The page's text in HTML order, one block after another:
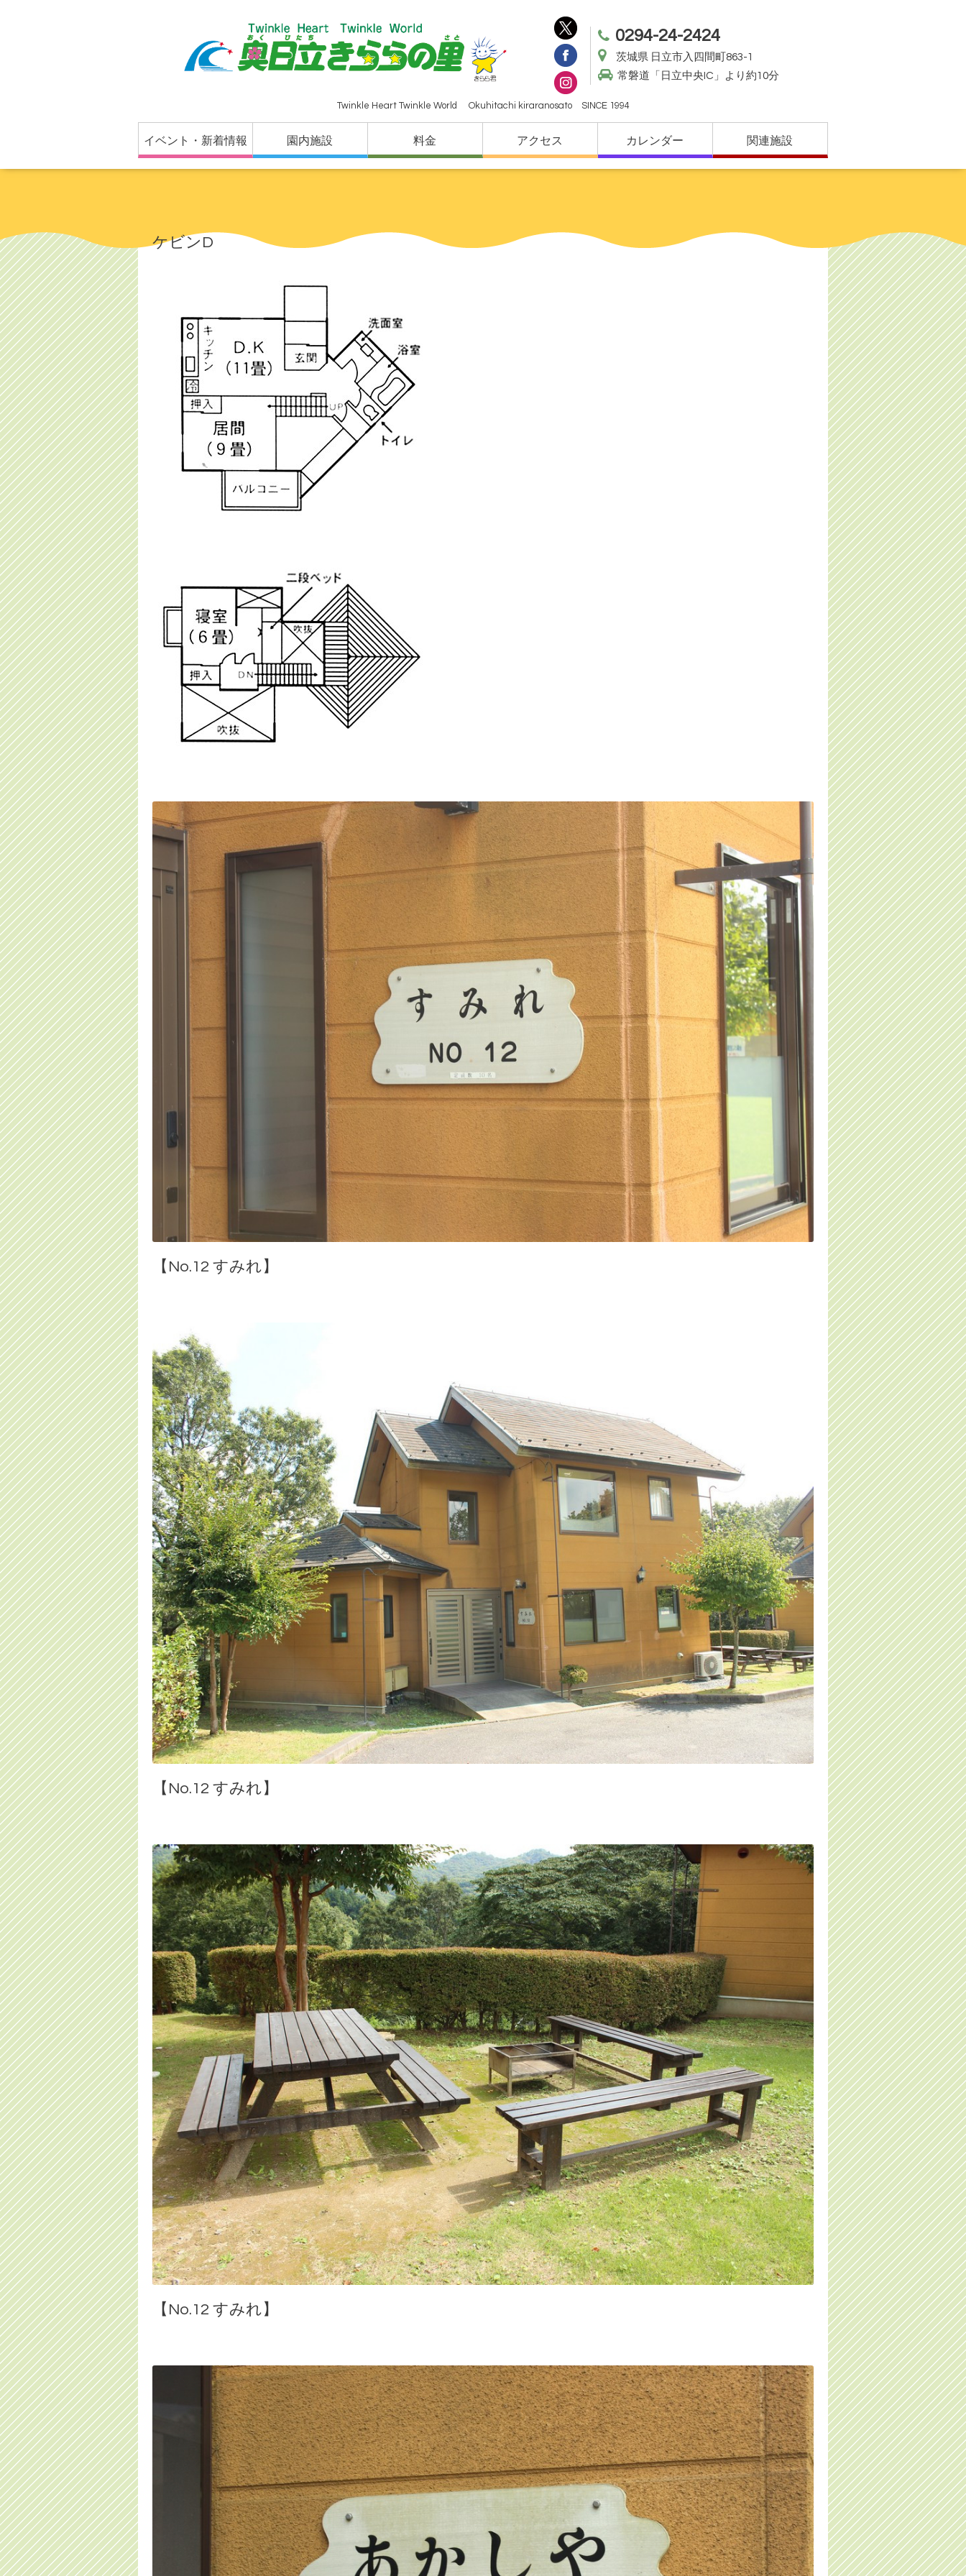
0294-24-2424
茨城県 日立市入四間町863-1
常磐道「日立中央IC」より約10分
Twinkle Heart Twinkle World Okuhitachi kiraranosato SINCE 1994
イベント・新着情報 園内施設 料金 アクセス カレンダー 関連施設
ケビンD
【No.12 すみれ】
【No.12 すみれ】
【No.12 すみれ】